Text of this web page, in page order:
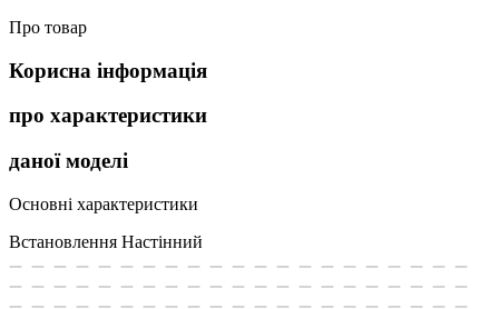
Про товар
Корисна інформація
про характеристики
даної моделі
Основні характеристики
Встановлення Настінний